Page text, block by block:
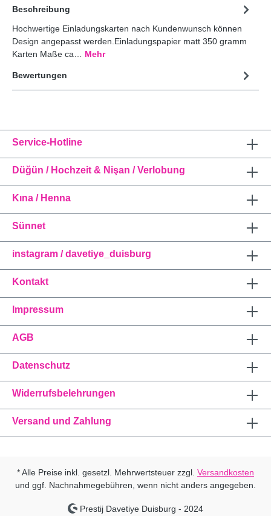
Beschreibung
Hochwertige Einladungskarten nach Kundenwunsch können
Design angepasst werden.Einladungspapier matt 350 gramm
Karten Maße ca… Mehr
Bewertungen
Service-Hotline
Düğün / Hochzeit & Nişan / Verlobung
Kına / Henna
Sünnet
instagram / davetiye_duisburg
Kontakt
Impressum
AGB
Datenschutz
Widerrufsbelehrungen
Versand und Zahlung
* Alle Preise inkl. gesetzl. Mehrwertsteuer zzgl. Versandkosten
und ggf. Nachnahmegebühren, wenn nicht anders angegeben.
Prestij Davetiye Duisburg - 2024